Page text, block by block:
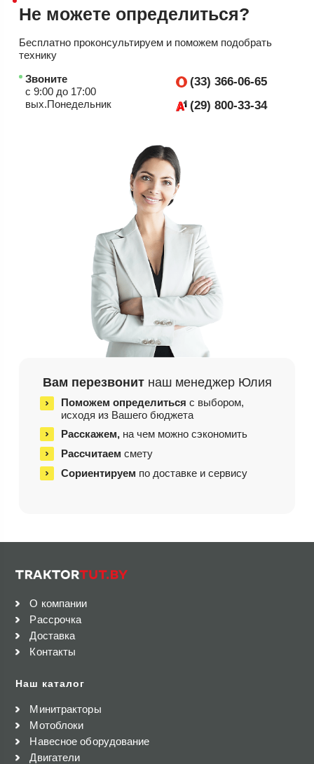
Не можете определиться?
Бесплатно проконсультируем и поможем подобрать
технику
Звоните
с 9:00 до 17:00
вых.Понедельник
(33) 366-06-65
(29) 800-33-34
Вам перезвонит наш менеджер Юлия
Поможем определитьсяс выбором,
исходя из Вашего бюджета
Расскажем, на чем можно сэкономить
Рассчитаемсмету
Сориентируем по доставке и сервису
О компании
Рассрочка
Доставка
Контакты
Наш каталог
Минитракторы
Мотоблоки
Навесное оборудование
Двигатели